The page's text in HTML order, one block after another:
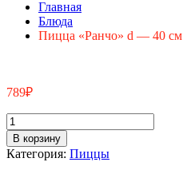
Главная
Блюда
Пицца «Ранчо» d — 40 см
789₽
Количество
товара
Пицца
"Ранчо"
В корзину
Категория: Пиццы